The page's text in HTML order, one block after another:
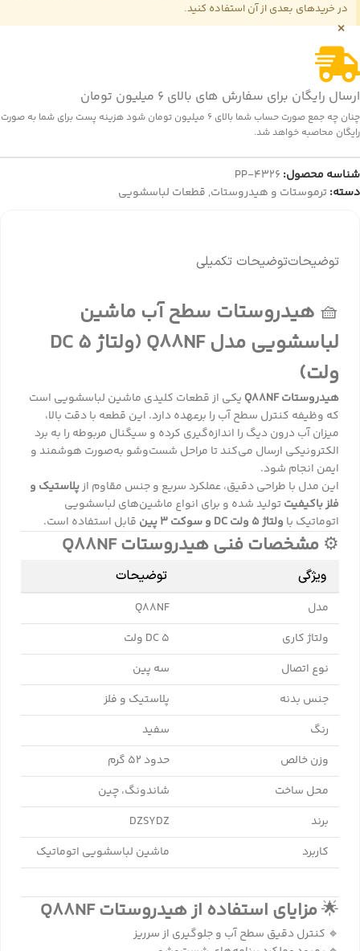
در خریدهای بعدی از آن استفاده کنید.
×
ارسال رایگان برای سفارش های بالای 6 میلیون تومان
چنان چه جمع صورت حساب شما بالای 6 میلیون تومان شود هزینه پست برای شما به صورت
رایگان محاصبه خواهد شد.
شناسه محصول: PP-4326
دسته:ترموستات و هیدروستات, قطعات لباسشویی
توضیحاتتوضیحات تکمیلی
🧺 هیدروستات سطح آب ماشین
لباسشویی مدل Q88NF (ولتاژ DC 5
ولت)
هیدروستات Q88NF
یکی از قطعات کلیدی ماشین لباسشویی است
که وظیفه کنترل سطح آب را برعهده دارد. این قطعه با دقت بالا،
میزان آب درون دیگ را اندازه‌گیری کرده و سیگنال مربوطه را به برد
الکترونیکی ارسال می‌کند تا مراحل شست‌وشو به‌صورت هوشمند و
ایمن انجام شود.
این مدل با طراحی دقیق، عملکرد سریع و جنس مقاوم ازپلاستیک و
فلز باکیفیتتولید شده و برای انواع ماشین‌های لباسشویی
اتوماتیک با ولتاژ ۵ ولت DC و سوکت ۳ پین قابل استفاده است.
⚙️ مشخصات فنی هیدروستات Q88NF
ویژگی توضیحات
مدل
Q88NF
ولتاژ کاری
DC 5 ولت
نوع اتصال
سه پین
جنس بدنه
پلاستیک و فلز
رنگ
سفید
وزن خالص
حدود ۵۲ گرم
محل ساخت
شاندونگ، چین
برند
DZSYDZ
کاربرد
ماشین لباسشویی اتوماتیک
🌟مزایای استفاده از هیدروستات Q88NF
🔹 کنترل دقیق سطح آب و جلوگیری از سرریز